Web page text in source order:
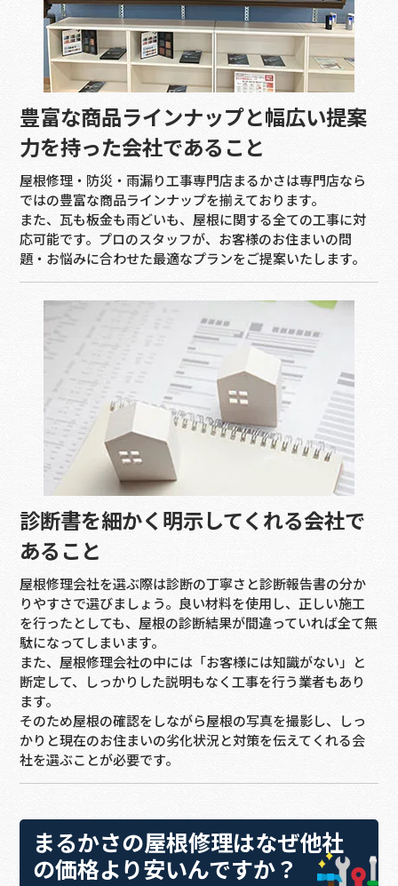
豊富な商品ラインナップと幅広い提案
力を持った会社であること
屋根修理・防災・雨漏り工事専門店まるかさは専門店なら
ではの豊富な商品ラインナップを揃えております。
また、瓦も板金も雨どいも、屋根に関する全ての工事に対
応可能です。プロのスタッフが、お客様のお住まいの問
題・お悩みに合わせた最適なプランをご提案いたします。
診断書を細かく明示してくれる会社で
あること
屋根修理会社を選ぶ際は診断の丁寧さと診断報告書の分か
りやすさで選びましょう。良い材料を使用し、正しい施工
を行ったとしても、屋根の診断結果が間違っていれば全て無
駄になってしまいます。
また、屋根修理会社の中には「お客様には知識がない」と
断定して、しっかりした説明もなく工事を行う業者もあり
ます。
そのため屋根の確認をしながら屋根の写真を撮影し、しっ
かりと現在のお住まいの劣化状況と対策を伝えてくれる会
社を選ぶことが必要です。
まるかさの屋根修理はなぜ他社
の価格より安いんですか？